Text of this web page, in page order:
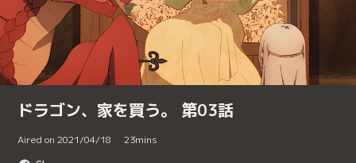
ドラゴン、家を買う。 第03話
Aired on 2021/04/18 23mins